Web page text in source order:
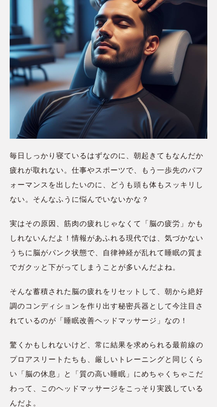
毎日しっかり寝ているはずなのに、朝起きてもなんだか
疲れが取れない。仕事やスポーツで、もう一歩先のパフ
ォーマンスを出したいのに、どうも頭も体もスッキリし
ない。そんなふうに悩んでいないかな？
実はその原因、筋肉の疲れじゃなくて「脳の疲労」かも
しれないんだよ！情報があふれる現代では、気づかない
うちに脳がパンク状態で、自律神経が乱れて睡眠の質ま
でガクッと下がってしまうことが多いんだよね。
そんな蓄積された脳の疲れをリセットして、朝から絶好
調のコンディションを作り出す秘密兵器として今注目さ
れているのが「睡眠改善ヘッドマッサージ」なの！
驚くかもしれないけど、常に結果を求められる最前線の
プロアスリートたちも、厳しいトレーニングと同じくら
い「脳の休息」と「質の高い睡眠」にめちゃくちゃこだ
わって、このヘッドマッサージをこっそり実践している
んだよ。